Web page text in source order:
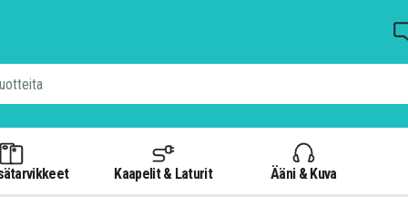
Kaapelit & Laturit Ääni & Kuva